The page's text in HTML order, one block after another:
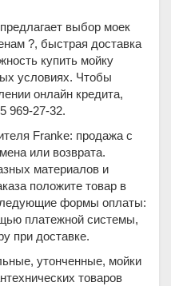
выбор моек
?, быстрая доставка
купить мойку
условиях. Чтобы
онлайн кредита,
969-27-32.
Franke: продажа с
или возврата.
материалов и
положите товар в
формы оплаты:
платежной системы,
при доставке.
утонченные, мойки
товаров